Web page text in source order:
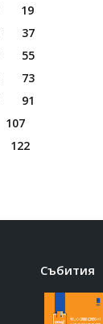
19
37
55
73
91
107
122
Събития